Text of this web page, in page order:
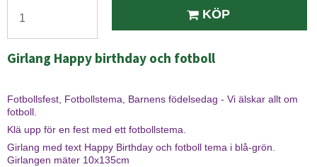
KÖP
Girlang Happy birthday och fotboll
Fotbollsfest, Fotbollstema, Barnens födelsedag - Vi älskar allt om
fotboll.
Klä upp för en fest med ett fotbollstema.
Girlang med text Happy Birthday och fotboll tema i blå-grön.
Girlangen mäter 10x135cm